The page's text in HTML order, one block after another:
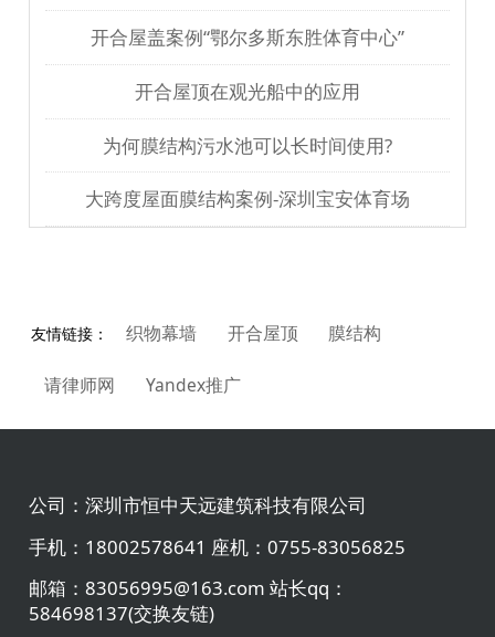
开合屋盖案例“鄂尔多斯东胜体育中心”
开合屋顶在观光船中的应用
为何膜结构污水池可以长时间使用?
大跨度屋面膜结构案例-深圳宝安体育场
友情链接： 织物幕墙 开合屋顶 膜结构
请律师网 Yandex推广
公司：深圳市恒中天远建筑科技有限公司
手机： 18002578641 座机：0755-83056825
邮箱：83056995@163.com 站长qq：
584698137(交换友链)